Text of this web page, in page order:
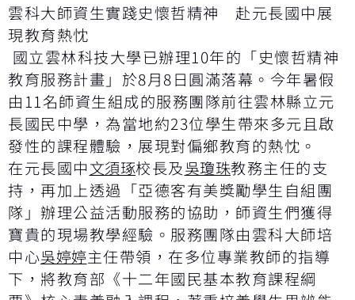
雲科大師資生實踐史懷哲精神 赴元長國中展
現教育熱忱
國立雲林科技大學已辦理10年的「史懷哲精神
教育服務計畫」於8月8日圓滿落幕。今年暑假
由11名師資生組成的服務團隊前往雲林縣立元
長國民中學，為當地約23位學生帶來多元且啟
發性的課程體驗，展現對偏鄉教育的熱忱。
在元長國中文須琢校長及吳瓊珠教務主任的支
持，再加上透過「亞德客有美獎勵學生自組團
隊」辦理公益活動服務的協助，師資生們獲得
寶貴的現場教學經驗。服務團隊由雲科大師培
中心吳婷婷主任帶領，在多位專業教師的指導
下，將教育部《十二年國民基本教育課程綱